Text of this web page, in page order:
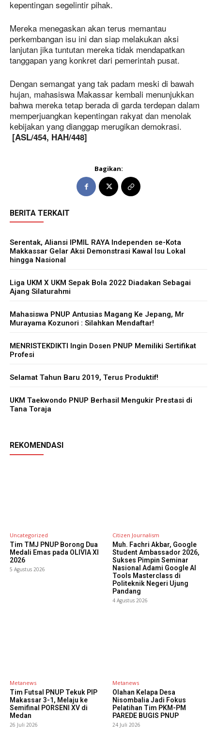
kepentingan segelintir pihak.
Mereka menegaskan akan terus memantau
perkembangan isu ini dan siap melakukan aksi
lanjutan jika tuntutan mereka tidak mendapatkan
tanggapan yang konkret dari pemerintah pusat.
Dengan semangat yang tak padam meski di bawah
hujan, mahasiswa Makassar kembali menunjukkan
bahwa mereka tetap berada di garda terdepan dalam
memperjuangkan kepentingan rakyat dan menolak
kebijakan yang dianggap merugikan demokrasi.
[ASL/454, HAH/448]
Bagikan:
BERITA TERKAIT
Serentak, Aliansi IPMIL RAYA Independen se-Kota
Makkassar Gelar Aksi Demonstrasi Kawal Isu Lokal
hingga Nasional
Liga UKM X UKM Sepak Bola 2022 Diadakan Sebagai
Ajang Silaturahmi
Mahasiswa PNUP Antusias Magang Ke Jepang, Mr
Murayama Kozunori : Silahkan Mendaftar!
MENRISTEKDIKTI Ingin Dosen PNUP Memiliki Sertifikat
Profesi
Selamat Tahun Baru 2019, Terus Produktif!
UKM Taekwondo PNUP Berhasil Mengukir Prestasi di
Tana Toraja
REKOMENDASI
Uncategorized
Tim TMJ PNUP Borong Dua
Medali Emas pada OLIVIA XI
2026
5 Agustus 2026
Citizen Journalism
Muh. Fachri Akbar, Google
Student Ambassador 2026,
Sukses Pimpin Seminar
Nasional Adami Google AI
Tools Masterclass di
Politeknik Negeri Ujung
Pandang
4 Agustus 2026
Metanews
Tim Futsal PNUP Tekuk PIP
Makassar 3-1, Melaju ke
Semifinal PORSENI XV di
Medan
26 Juli 2026
Metanews
Olahan Kelapa Desa
Nisombalia Jadi Fokus
Pelatihan Tim PKM-PM
PAREDE BUGIS PNUP
24 Juli 2026